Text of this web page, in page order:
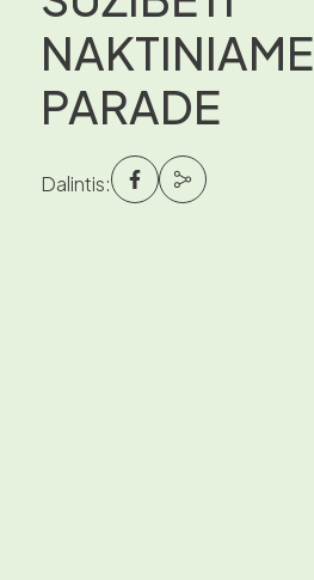
NAKTINIAME
PARADE
Dalintis: